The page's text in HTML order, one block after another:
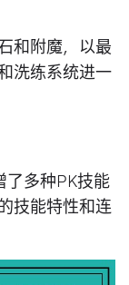
和附魔，以最
洗练系统进一
了多种PK技能
技能特性和连